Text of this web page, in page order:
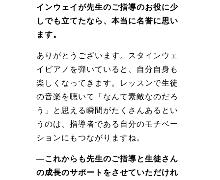
インウェイが先生のご指導のお役に少
しでも立てたなら、本当に名誉に思い
ます。
ありがとうございます。スタインウェ
イピアノを弾いていると、自分自身も
楽しくなってきます。レッスンで生徒
の音楽を聴いて「なんて素敵なのだろ
う」と思える瞬間がたくさんあるとい
うのは、指導者である自分のモチベー
ションにもつながりますね。
―これからも先生のご指導と生徒さん
の成長のサポートをさせていただけれ